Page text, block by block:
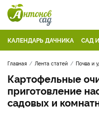
КАЛЕНДАРЬ ДАЧНИКА САД
Главная Лента статей Почва и
Картофельные
приготовление
садовых и